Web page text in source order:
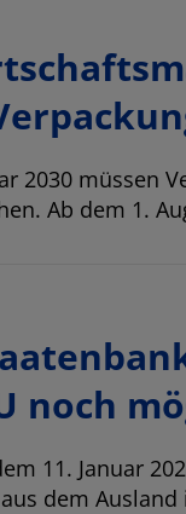
2030 müssen
Ab dem 1.
noch
11. Januar
dem